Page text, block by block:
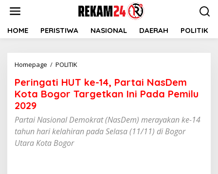
HOME PERISTIWA NASIONAL DAERAH POLITIK
Homepage / POLITIKPeringati
ke-
14,
Partai
Kota
Bogor
Targetkan
Peringati HUT ke-14, Partai NasDem
Kota Bogor Targetkan Ini Pada Pemilu
2029
Partai Nasional Demokrat (NasDem) merayakan ke-14
tahun hari kelahiran pada Selasa (11/11) di Bogor
Utara Kota Bogor